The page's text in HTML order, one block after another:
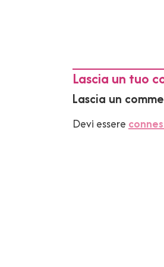
Lascia un tuo
Lascia un
Devi essere